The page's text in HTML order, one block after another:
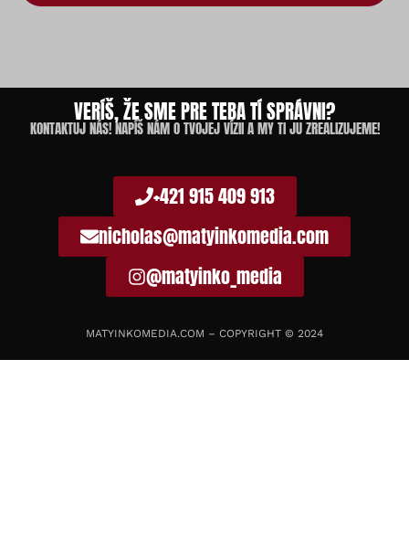
VERÍŠ, ŽE SME PRE TEBA TÍ SPRÁVNI?
KONTAKTUJ NÁS! NAPÍŠ NÁM O TVOJEJ VÍZII A MY TI JU ZREALIZUJEME!
+421 915 409 913
nicholas@matyinkomedia.com
@matyinko_media
MATYINKOMEDIA.COM – COPYRIGHT © 2024